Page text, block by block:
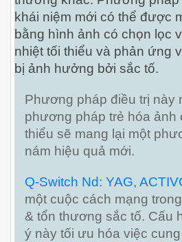
khái niệm mới có thể được
bằng hình ảnh có chọn lọc
nhiệt tối thiểu và phản ứng
bị ảnh hưởng bởi sắc tố.
Phương pháp điều trị này
phương pháp trẻ hóa ảnh
thiểu sẽ mang lại một
nám hiệu quả mới.
Q-Switch Nd: YAG,
một cuộc cách mạng
& tổn thương sắc tố. Cấu
ý này tối ưu hóa việc